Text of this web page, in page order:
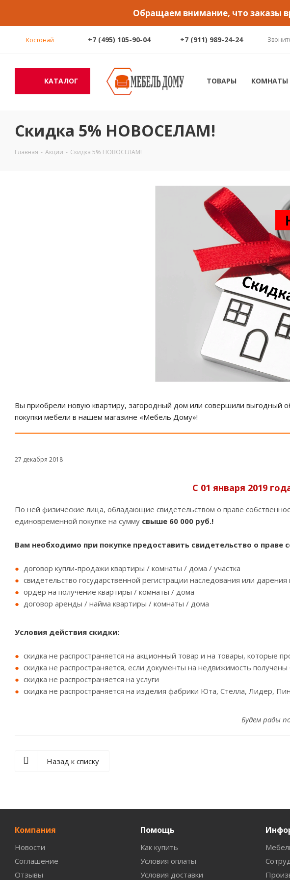
Обращаем внимание, что заказы
Костонай +7 (495) 105-90-04 +7 (911) 989-24-24
КАТАЛОГ ТОВАРЫ КОМНАТЫ
Скидка 5% НОВОСЕЛАМ!
Главная - Акции - Скидка 5% НОВОСЕЛАМ!
Вы приобрели новую квартиру, загородный дом или совершили выгодный
покупки мебели в нашем магазине «Мебель Дому»!
27 декабря 2018
С 01 января 2019
По ней физические лица, обладающие свидетельством о праве
единовременной покупке на сумму свыше 60 000 руб.!
Вам необходимо при покупке предоставить свидетельство о праве
договор купли-продажи квартиры / комнаты / дома / участка
свидетельство государственной регистрации наследования или
ордер на получение квартиры / комнаты / дома
договор аренды / найма квартиры / комнаты / дома
Условия действия скидки:
скидка не распространяется на акционный товар и на товары, которые
скидка не распространяется, если документы на недвижимость получены
скидка не распространяется на услуги
скидка не распространяется на изделия фабрики Юта, Стелла, Лидер,
Будем рады
Назад к списку
Компания
Новости
Соглашение
Отзывы
Помощь
Как купить
Условия оплаты
Условия доставки